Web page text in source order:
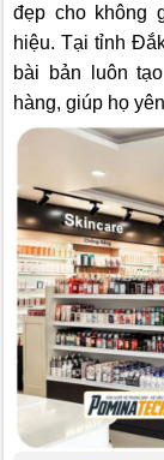
đẹp cho không
hiệu. Tại tỉnh
bài bản luôn
hàng, giúp họ